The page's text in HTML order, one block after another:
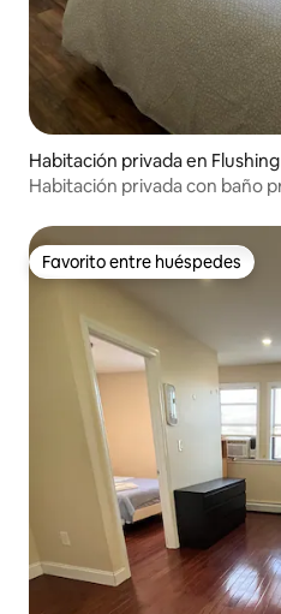
Habitación privada en Flushing
Habitación privada con baño
Favorito entre huéspedes
Favorito entre huéspedes